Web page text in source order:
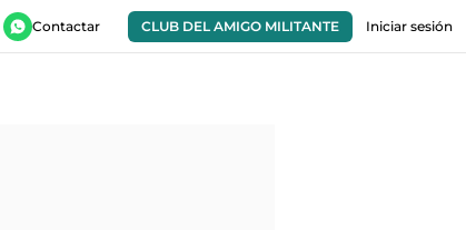
Contactar CLUB DEL AMIGO MILITANTE Iniciar sesión